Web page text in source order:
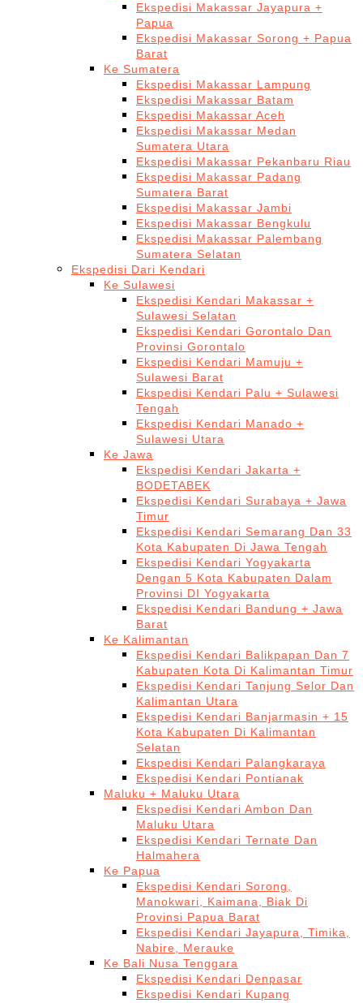
Ekspedisi Makassar Jayapura +
Papua
Ekspedisi Makassar Sorong + Papua
Barat
Ke Sumatera
Ekspedisi Makassar Lampung
Ekspedisi Makassar Batam
Ekspedisi Makassar Aceh
Ekspedisi Makassar Medan
Sumatera Utara
Ekspedisi Makassar Pekanbaru Riau
Ekspedisi Makassar Padang
Sumatera Barat
Ekspedisi Makassar Jambi
Ekspedisi Makassar Bengkulu
Ekspedisi Makassar Palembang
Sumatera Selatan
Ekspedisi Dari Kendari
Ke Sulawesi
Ekspedisi Kendari Makassar +
Sulawesi Selatan
Ekspedisi Kendari Gorontalo Dan
Provinsi Gorontalo
Ekspedisi Kendari Mamuju +
Sulawesi Barat
Ekspedisi Kendari Palu + Sulawesi
Tengah
Ekspedisi Kendari Manado +
Sulawesi Utara
Ke Jawa
Ekspedisi Kendari Jakarta +
BODETABEK
Ekspedisi Kendari Surabaya + Jawa
Timur
Ekspedisi Kendari Semarang Dan 33
Kota Kabupaten Di Jawa Tengah
Ekspedisi Kendari Yogyakarta
Dengan 5 Kota Kabupaten Dalam
Provinsi DI Yogyakarta
Ekspedisi Kendari Bandung + Jawa
Barat
Ke Kalimantan
Ekspedisi Kendari Balikpapan Dan 7
Kabupaten Kota Di Kalimantan Timur
Ekspedisi Kendari Tanjung Selor Dan
Kalimantan Utara
Ekspedisi Kendari Banjarmasin + 15
Kota Kabupaten Di Kalimantan
Selatan
Ekspedisi Kendari Palangkaraya
Ekspedisi Kendari Pontianak
Maluku + Maluku Utara
Ekspedisi Kendari Ambon Dan
Maluku Utara
Ekspedisi Kendari Ternate Dan
Halmahera
Ke Papua
Ekspedisi Kendari Sorong,
Manokwari, Kaimana, Biak Di
Provinsi Papua Barat
Ekspedisi Kendari Jayapura, Timika,
Nabire, Merauke
Ke Bali Nusa Tenggara
Ekspedisi Kendari Denpasar
Ekspedisi Kendari Kupang